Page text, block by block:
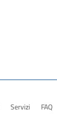
Servizi FAQ